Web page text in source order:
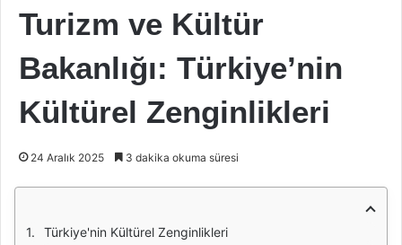
Turizm ve Kültür
Bakanlığı: Türkiye’nin
Kültürel Zenginlikleri
24 Aralık 2025 3 dakika okuma süresi
Türkiye'nin Kültürel Zenginlikleri